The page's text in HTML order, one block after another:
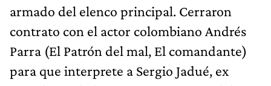
armado del elenco principal. Cerraron
contrato con el actor colombiano Andrés
Parra (El Patrón del mal, El comandante)
para que interprete a Sergio Jadué, ex